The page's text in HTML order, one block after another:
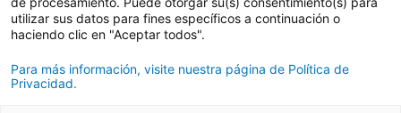
utilizar sus datos para fines específicos a continuación o
haciendo clic en "Aceptar todos".
Para más información, visite nuestra página de Política de
Privacidad.